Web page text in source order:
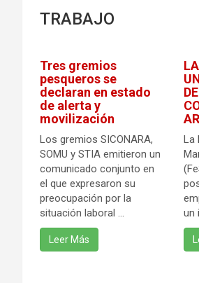
TRABAJO
Tres gremios
pesqueros se
declaran en estado
de alerta y
movilización
Los gremios SICONARA,
SOMU y STIA emitieron un
comunicado conjunto en
el que expresaron su
preocupación por la
situación laboral ...
Leer Más
La
un